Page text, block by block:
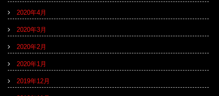
2020年4月
2020年3月
2020年2月
2020年1月
2019年12月